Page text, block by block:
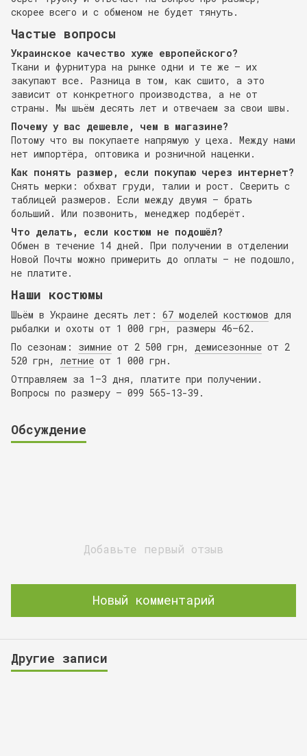
скорее всего и с обменом не будет тянуть.
Частые вопросы
Украинское качество хуже европейского?
Ткани и фурнитура на рынке одни и те же — их
закупают все. Разница в том, как сшито, а это
зависит от конкретного производства, а не от
страны. Мы шьём десять лет и отвечаем за свои швы.
Почему у вас дешевле, чем в магазине?
Потому что вы покупаете напрямую у цеха. Между нами
нет импортёра, оптовика и розничной наценки.
Как понять размер, если покупаю через интернет?
Снять мерки: обхват груди, талии и рост. Сверить с
таблицей размеров. Если между двумя — брать
больший. Или позвонить, менеджер подберёт.
Что делать, если костюм не подошёл?
Обмен в течение 14 дней. При получении в отделении
Новой Почты можно примерить до оплаты — не подошло,
не платите.
Наши костюмы
Шьём в Украине десять лет: 67 моделей костюмов для
рыбалки и охоты от 1 000 грн, размеры 46–62.
По сезонам: зимние от 2 500 грн, демисезонные от 2
520 грн, летние от 1 000 грн.
Отправляем за 1–3 дня, платите при получении.
Вопросы по размеру — 099 565-13-39.
Обсуждение
Добавьте первый отзыв
Новый комментарий
Другие записи